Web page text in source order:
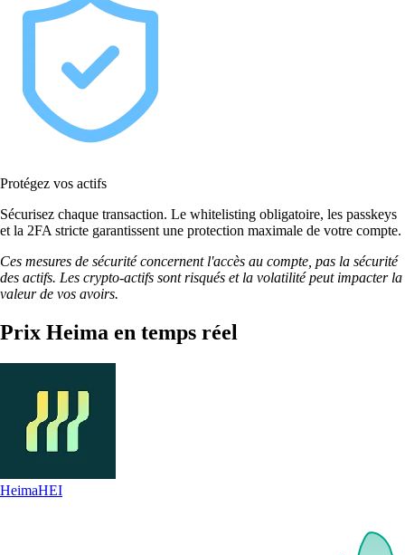
Protégez vos actifs
Sécurisez chaque transaction. Le whitelisting obligatoire, les passkeys
et la 2FA stricte garantissent une protection maximale de votre compte.
Ces mesures de sécurité concernent l'accès au compte, pas la sécurité
des actifs. Les crypto-actifs sont risqués et la volatilité peut impacter la
valeur de vos avoirs.
Prix Heima en temps réel
HeimaHEI